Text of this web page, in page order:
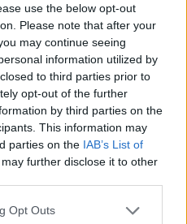
use the below opt-out
Please note that after your
may continue seeing
information utilized by
to third parties prior to
opt-out of the further
by third parties on the
This information may
parties on the IAB’s List of
further disclose it to other
uses one or more Google
Opt Outs
nem kell folyosói pletykákra
kapcsán, hiszen írásbeli
velük azonos munkát vagy
munkavállalók átlagos
bontásban, melyet a
köteles megválaszolni -
De a bértitok sem titok
- fő szabály szerint -